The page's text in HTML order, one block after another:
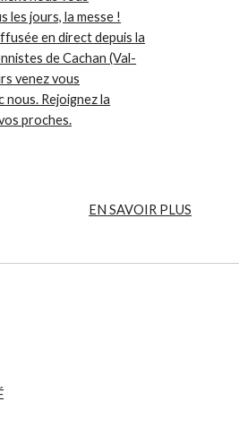
les jours, la messe !
en direct depuis la
de Cachan (Val-
venez vous
Rejoignez la
proches.
EN SAVOIR PLUS